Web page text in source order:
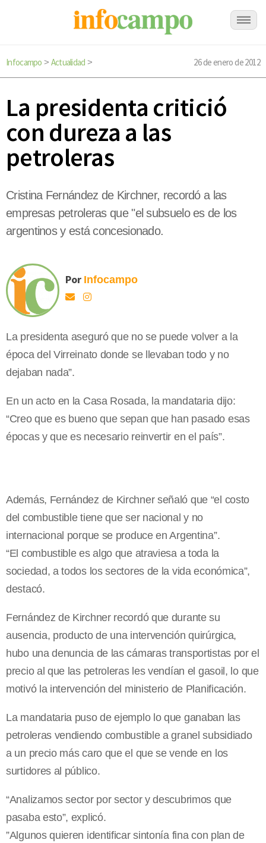
Infocampo > Actualidad > 26 de enero de 2012
La presidenta critició
con dureza a las
petroleras
Cristina Fernández de Kirchner, recordó a las
empresas petroleras que "el subsuelo es de los
argentinos y está concesionado.
Por Infocampo
La presidenta aseguró que no se puede volver a la
época del Virreinato donde se llevaban todo y no
dejaban nada”.
En un acto en la Casa Rosada, la mandataria dijo:
“Creo que es bueno que sepan que han pasado esas
épocas y que es necesario reinvertir en el país”.
Además, Fernández de Kirchner señaló que “el costo
del combustible tiene que ser nacional y no
internacional porque se produce en Argentina”.
“El combustible es algo que atraviesa a toda la
sociedad, a todos los sectores de la vida económica”,
destacó.
Fernández de Kirchner recordó que durante su
ausencia, producto de una intervención quirúrgica,
hubo una denuncia de las cámaras transportistas por el
precio al que las petroleras les vendían el gasoil, lo que
motivó la intervención del ministerio de Planificación.
La mandataria puso de ejemplo lo que ganaban las
petroleras vendiendo combustible a granel subsidiado
a un precio más caro que el que se vende en los
surtidores al público.
“Analizamos sector por sector y descubrimos que
pasaba esto”, explicó.
”Algunos quieren identificar sintonía fina con plan de